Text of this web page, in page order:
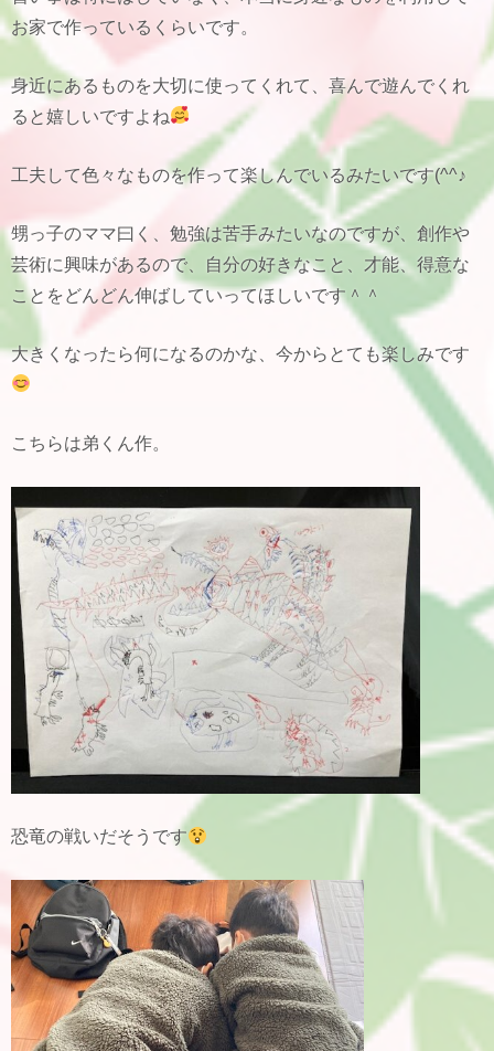
お家で作っているくらいです。
身近にあるものを大切に使ってくれて、喜んで遊んでくれ
ると嬉しいですよね
工夫して色々なものを作って楽しんでいるみたいです(^^♪
甥っ子のママ曰く、勉強は苦手みたいなのですが、創作や
芸術に興味があるので、自分の好きなこと、才能、得意な
ことをどんどん伸ばしていってほしいです＾＾
大きくなったら何になるのかな、今からとても楽しみです
こちらは弟くん作。
恐竜の戦いだそうです